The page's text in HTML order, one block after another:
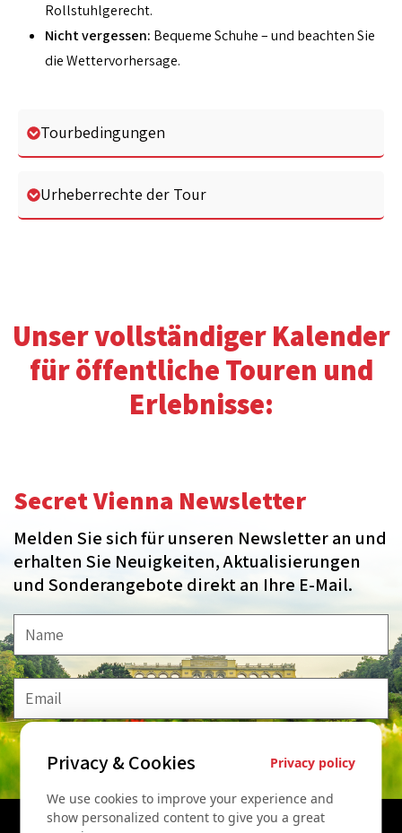
Rollstuhlgerecht.
Nicht vergessen: Bequeme Schuhe – und beachten Sie
die Wettervorhersage.
Tourbedingungen
Urheberrechte der Tour
Unser vollständiger Kalender
für öffentliche Touren und
Erlebnisse:
Secret Vienna Newsletter
Melden Sie sich für unseren Newsletter an und
erhalten Sie Neuigkeiten, Aktualisierungen
und Sonderangebote direkt an Ihre E-Mail.
MELDE MICH AN!
Privacy & Cookies Privacy policy
We use cookies to improve your experience and
show personalized content to give you a great